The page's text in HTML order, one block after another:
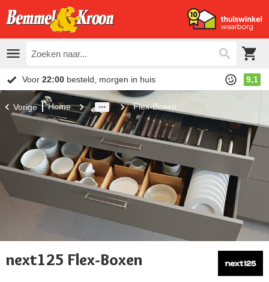
Voor 22:00 besteld, morgen in huis 9,1
Vorige Home Flex-Boxen
next125 Flex-Boxen